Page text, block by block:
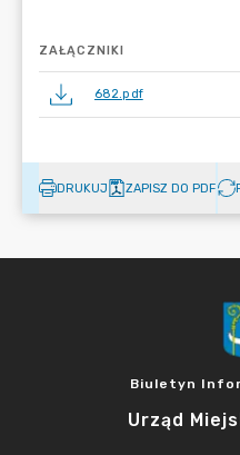
ZAŁĄCZNIKI
682.pdf
DRUKUJ ZAPISZ DO PDF
Biuletyn
Urząd